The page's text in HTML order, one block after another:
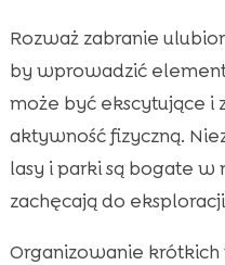
Rozważ zabranie
by wprowadzić
może być ekscytujące i
aktywność fizyczną.
lasy i parki są bogate
zachęcają do
Organizowanie krótkich